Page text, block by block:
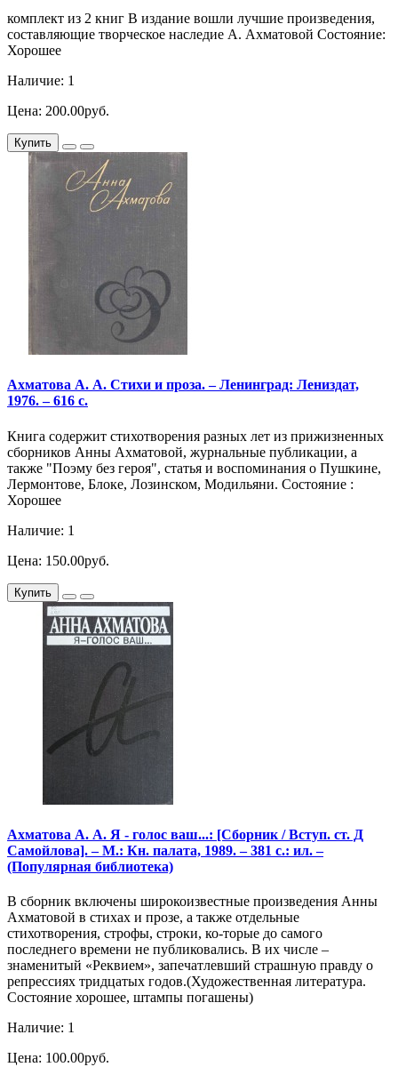
комплект из 2 книг В издание вошли лучшие произведения,
составляющие творческое наследие А. Ахматовой Состояние:
Хорошее
Наличие: 1
Цена: 200.00руб.
Купить
Ахматова А. А. Стихи и проза. – Ленинград: Лениздат,
1976. – 616 с.
Книга содержит стихотворения разных лет из прижизненных
сборников Анны Ахматовой, журнальные публикации, а
также "Поэму без героя", статья и воспоминания о Пушкине,
Лермонтове, Блоке, Лозинском, Модильяни. Состояние :
Хорошее
Наличие: 1
Цена: 150.00руб.
Купить
Ахматова А. А. Я - голос ваш...: [Сборник / Вступ. ст. Д
Самойлова]. – М.: Кн. палата, 1989. – 381 с.: ил. –
(Популярная библиотека)
В сборник включены широкоизвестные произведения Анны
Ахматовой в стихах и прозе, а также отдельные
стихотворения, строфы, строки, ко-торые до самого
последнего времени не публиковались. В их числе –
знаменитый «Реквием», запечатлевший страшную правду о
репрессиях тридцатых годов.(Художественная литература.
Состояние хорошее, штампы погашены)
Наличие: 1
Цена: 100.00руб.